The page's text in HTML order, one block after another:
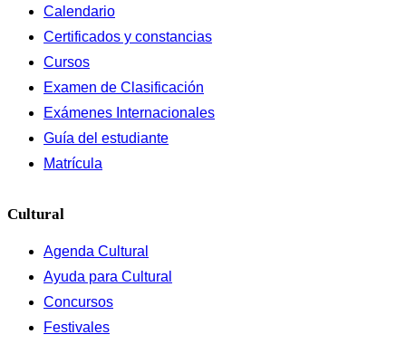
Calendario
Certificados y constancias
Cursos
Examen de Clasificación
Exámenes Internacionales
Guía del estudiante
Matrícula
Cultural
Agenda Cultural
Ayuda para Cultural
Concursos
Festivales